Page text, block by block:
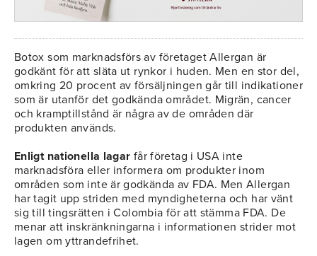
Botox som marknadsförs av företaget Allergan är
godkänt för att släta ut rynkor i huden. Men en stor del,
omkring 20 procent av försäljningen går till indikationer
som är utanför det godkända området. Migrän, cancer
och kramptillstånd är några av de områden där
produkten används.
Enligt nationella lagar får företag i USA inte
marknadsföra eller informera om produkter inom
områden som inte är godkända av FDA. Men Allergan
har tagit upp striden med myndigheterna och har vänt
sig till tingsrätten i Colombia för att stämma FDA. De
menar att inskränkningarna i informationen strider mot
lagen om yttrandefrihet.